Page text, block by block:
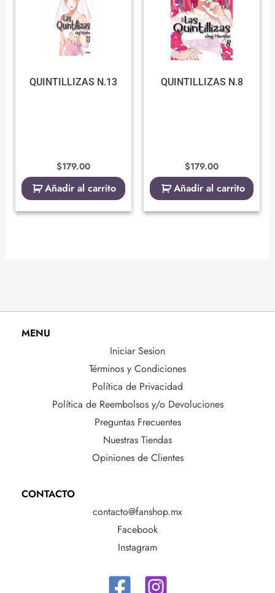
QUINTILLIZAS N.13
$179.00
Añadir al carrito
QUINTILLIZAS N.8
$179.00
Añadir al carrito
MENU
Iniciar Sesion
Términos y Condiciones
Política de Privacidad
Política de Reembolsos y/o Devoluciones
Preguntas Frecuentes
Nuestras Tiendas
Opiniones de Clientes
CONTACTO
contacto@fanshop.mx
Facebook
Instagram